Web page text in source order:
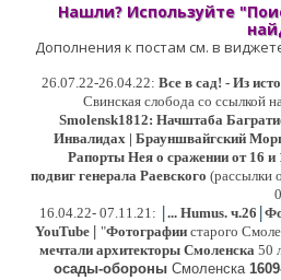
Нашли? Используйте
Дополнения к постам см. в
26.07.22-26.04.22: Все в сад! - Из
Свинская слобода со ссылкой
Smolensk1812: Начштаба
Инвалидах | Брауншвайгский
Рапорты Нея о сражении от 16 и
подвиг генерала Раевского (рассылки
16.04.22- 07.11.21: |... Humus. ч.26 |
YouTube
"Фотографии старого
мечтали архитекторы Смоленска 50
осады-обороны Смоленска